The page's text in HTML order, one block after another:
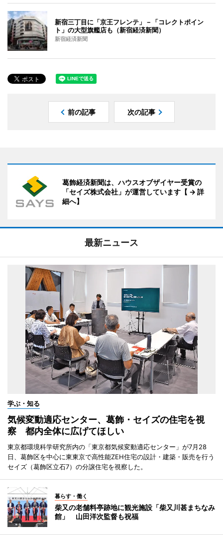
新宿三丁目に「京王フレンテ」－「コレクトポイン
ト」の大型旗艦店も（新宿経済新聞）
新宿経済新聞
前の記事 次の記事
葛飾経済新聞は、ハウスオブザイヤー受賞の
「セイズ株式会社」が運営しています【 → 詳
細へ】
最新ニュース
学ぶ・知る
気候変動適応センター、葛飾・セイズの住宅を視
察 都内全体に広げてほしい
東京都環境科学研究所内の「東京都気候変動適応センター」が7月28
日、葛飾区を中心に東東京で高性能ZEH住宅の設計・建築・販売を行う
セイズ（葛飾区立石7）の分譲住宅を視察した。
暮らす・働く
柴又の老舗料亭跡地に観光施設「柴又川甚まちなみ
館」 山田洋次監督も祝福